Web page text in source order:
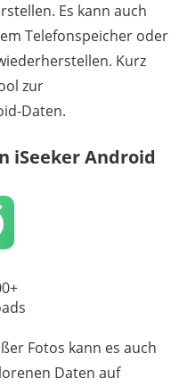
Es kann auch
Telefonspeicher oder
Kurz
zur
Daten.
iSeeker Android
Fotos kann es auch
Daten auf